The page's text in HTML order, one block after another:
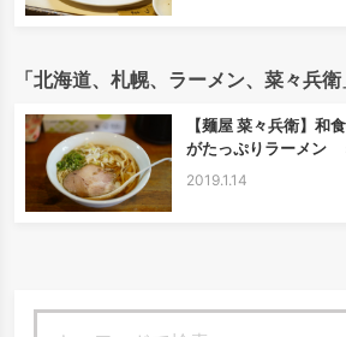
「北海道、札幌、ラーメン、菜々兵
【麺屋 菜々兵衛】和
がたっぷりラーメン
2019.1.14